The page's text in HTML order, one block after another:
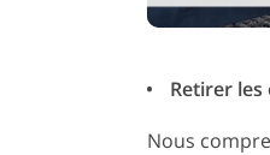
Retirer
Nous